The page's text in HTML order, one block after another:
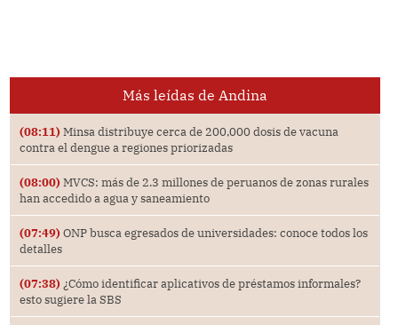
Más leídas de Andina
(08:11) Minsa distribuye cerca de 200,000 dosis de vacuna
contra el dengue a regiones priorizadas
(08:00) MVCS: más de 2.3 millones de peruanos de zonas rurales
han accedido a agua y saneamiento
(07:49) ONP busca egresados de universidades: conoce todos los
detalles
(07:38) ¿Cómo identificar aplicativos de préstamos informales?
esto sugiere la SBS